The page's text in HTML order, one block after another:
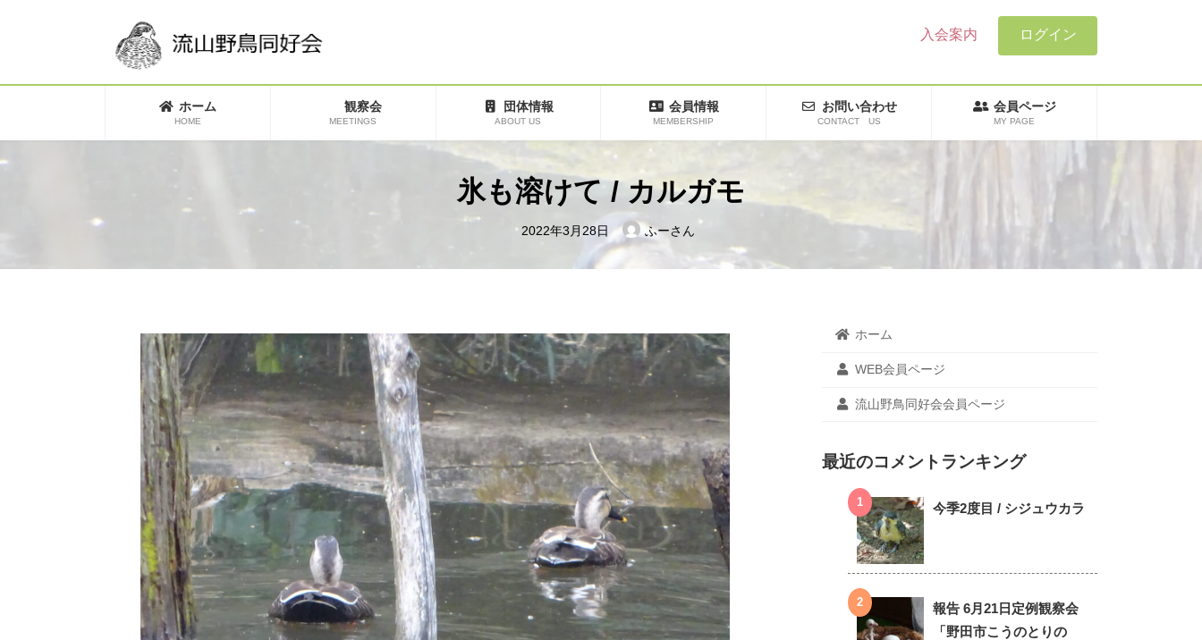
ツ
キ
ッ
シ
に
移
入会案内 ログイン
ホーム
HOME
観察会
MEETINGS
団体情報
ABOUT US
会員情報
MEMBERSHIP
お問い合わせ
CONTACT US
会員ページ
MY PAGE
氷も溶けて / カルガモ
2022年3月28日 ふーさん
ホーム
WEB会員ページ
流山野鳥同好会会員ページ
最近のコメントランキング
今季2度目 / シジュウカラ
報告 6月21日定例観察会
「野田市こうのとりの